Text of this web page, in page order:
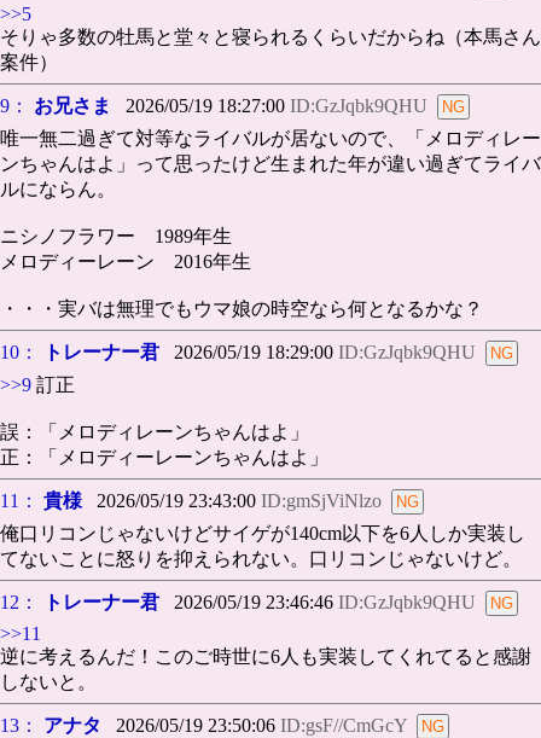
>>5
そりゃ多数の牡馬と堂々と寝られるくらいだからね（本馬さん
案件）
9： お兄さま 2026/05/19 18:27:00 ID:GzJqbk9QHU
唯一無二過ぎて対等なライバルが居ないので、「メロディレー
ンちゃんはよ」って思ったけど生まれた年が違い過ぎてライバ
ルにならん。
ニシノフラワー 1989年生
メロディーレーン 2016年生
・・・実バは無理でもウマ娘の時空なら何となるかな？
10： トレーナー君 2026/05/19 18:29:00 ID:GzJqbk9QHU
>>9 訂正
誤：「メロディレーンちゃんはよ」
正：「メロディーレーンちゃんはよ」
11： 貴様 2026/05/19 23:43:00 ID:gmSjViNlzo
俺口リコンじゃないけどサイゲが140cm以下を6人しか実装し
てないことに怒りを抑えられない。口リコンじゃないけど。
12： トレーナー君 2026/05/19 23:46:46 ID:GzJqbk9QHU
>>11
逆に考えるんだ！このご時世に6人も実装してくれてると感謝
しないと。
13： アナタ 2026/05/19 23:50:06 ID:gsF//CmGcY